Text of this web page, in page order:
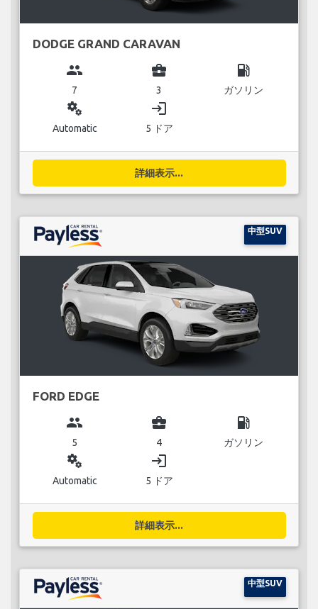
DODGE GRAND CARAVAN
group
7
business_center
3
local_gas_station
ガソリン
miscellaneous_services
Automatic
login
5 ドア
詳細表示...
中型SUV
FORD EDGE
group
5
business_center
4
local_gas_station
ガソリン
miscellaneous_services
Automatic
login
5 ドア
詳細表示...
中型SUV